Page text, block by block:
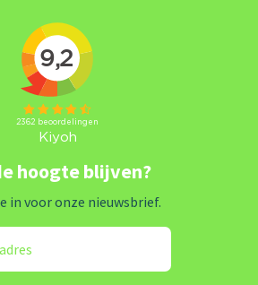
hoogte blijven?
in voor onze nieuwsbrief.